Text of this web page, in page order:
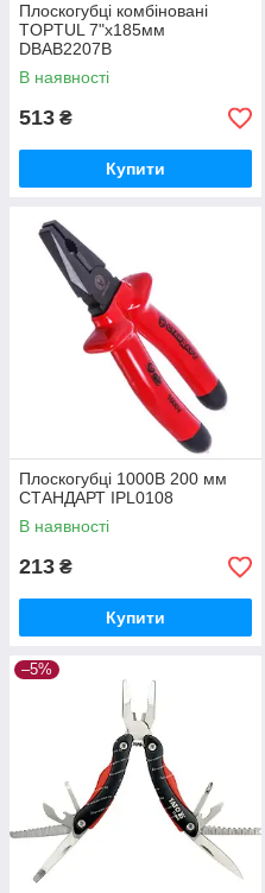
Плоскогубці комбіновані
TOPTUL 7"x185мм
DBAB2207B
В наявності
513 ₴
Купити
Плоскогубці 1000В 200 мм
СТАНДАРТ IPL0108
В наявності
213 ₴
Купити
–5%